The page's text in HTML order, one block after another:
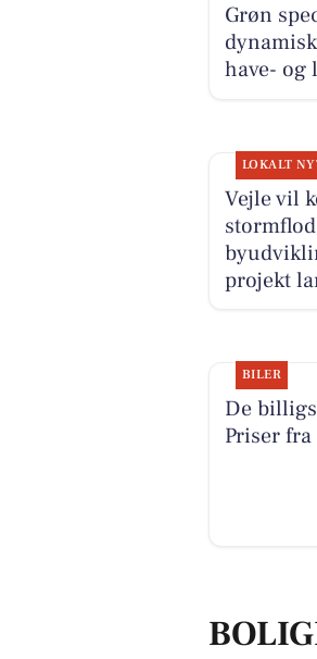
Grøn
have- og
LOKALT
Vejle vil
projekt
BILER
De
Priser